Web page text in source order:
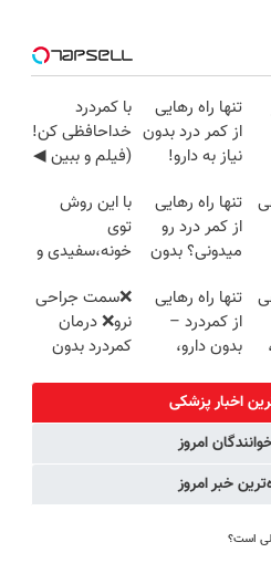
تنها راه رهایی
از کمر درد بدون
نیاز به دارو!
با کمردرد
خداحافظی کن!
(فیلم و ببین ◀
پرکن)
|
تنها راه رهایی
از کمر درد رو
میدونی؟ بدون
(◂پرسش‌نامه)
با این روش
توی
خونه،سفیدی و
برگردون
(40%off)
تنها راه رهایی
از کمردرد –
بدون دارو،
«فرم پر کن»
❌سمت جراحی
نرو❌ درمان
کمردرد بدون
اخبار پزشکی
امروز
خبر امروز
است؟